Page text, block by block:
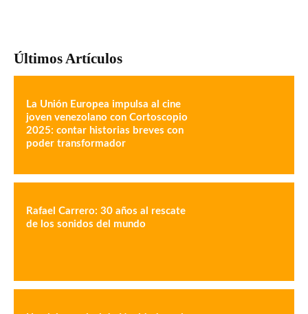
Últimos Artículos
La Unión Europea impulsa al cine
joven venezolano con Cortoscopio
2025: contar historias breves con
poder transformador
Rafael Carrero: 30 años al rescate
de los sonidos del mundo